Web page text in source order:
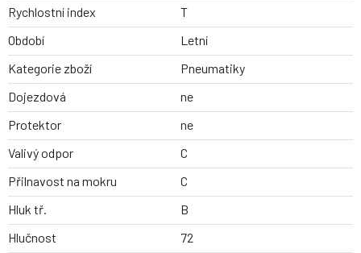
Rychlostní index
T
Období
Letní
Kategorie zboží
Pneumatiky
Dojezdová
ne
Protektor
ne
Valivý odpor
C
Přilnavost na mokru
C
Hluk tř.
B
Hlučnost
72